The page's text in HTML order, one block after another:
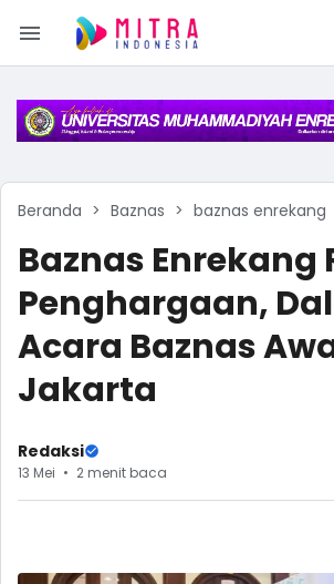
Beranda Baznas baznas enrekang
Baznas Enrekang
Penghargaan,
Acara Baznas
Jakarta
Redaksi
13 Mei 2 menit baca